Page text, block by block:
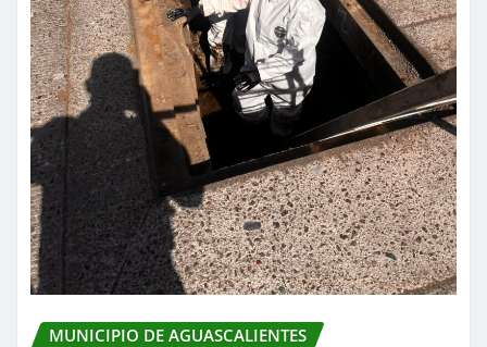
MUNICIPIO DE AGUASCALIENTES